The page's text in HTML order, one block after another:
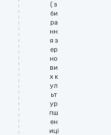
( з
би
ра
нн
я з
ер
но
ви
х к
ул
ьт
ур
пш
ен
иці